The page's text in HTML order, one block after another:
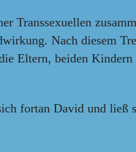
Nach diesem
Eltern, beiden
fortan David und ließ